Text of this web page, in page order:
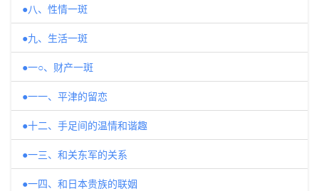
●八、性情一斑
●九、生活一斑
●一○、财产一斑
●一一、平津的留恋
●十二、手足间的温情和谐趣
●一三、和关东军的关系
●一四、和日本贵族的联姻